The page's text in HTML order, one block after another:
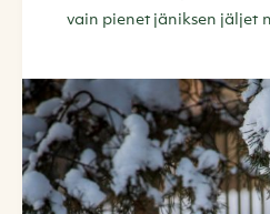
vain pienet jäniksen jäljet